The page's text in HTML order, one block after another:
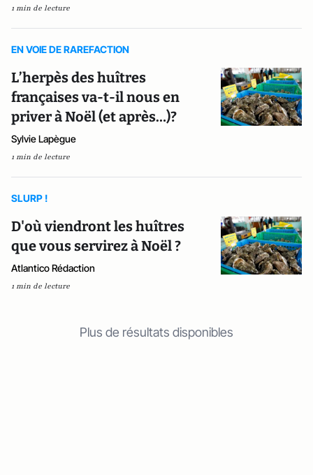
1 min de lecture
EN VOIE DE RAREFACTION
L’herpès des huîtres
françaises va-t-il nous en
priver à Noël (et après…)?
Sylvie Lapègue
1 min de lecture
SLURP !
D'où viendront les huîtres
que vous servirez à Noël ?
Atlantico Rédaction
1 min de lecture
Plus de résultats disponibles